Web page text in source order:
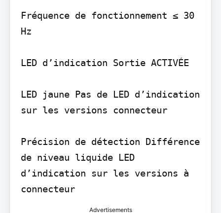
Fréquence de fonctionnement ≤ 30
Hz
LED d’indication Sortie ACTIVÉE
LED jaune Pas de LED d’indication
sur les versions connecteur
Précision de détection Différence
de niveau liquide LED
d’indication sur les versions à
connecteur
Advertisements